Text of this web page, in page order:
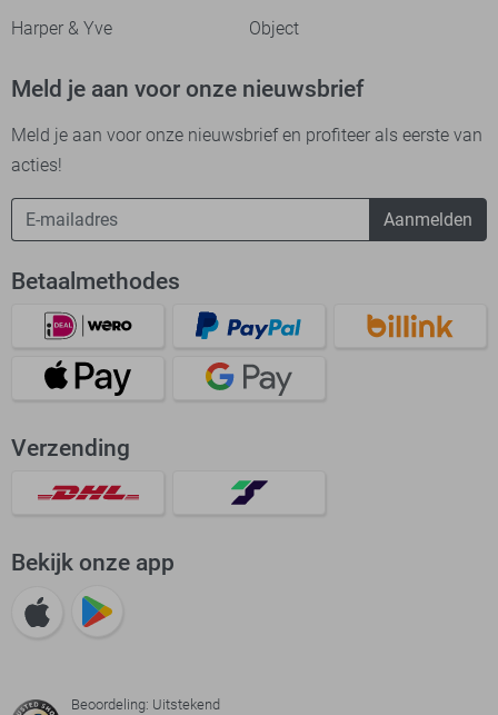
Harper & Yve
Object
Meld je aan voor onze nieuwsbrief
Meld je aan voor onze nieuwsbrief en profiteer als eerste van
acties!
Aanmelden
Betaalmethodes
Verzending
Bekijk onze app
Beoordeling: Uitstekend